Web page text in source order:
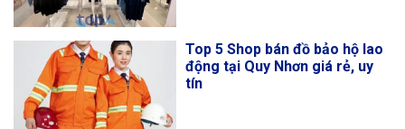
Top 5 Shop bán đồ bảo hộ lao
động tại Quy Nhơn giá rẻ, uy
tín